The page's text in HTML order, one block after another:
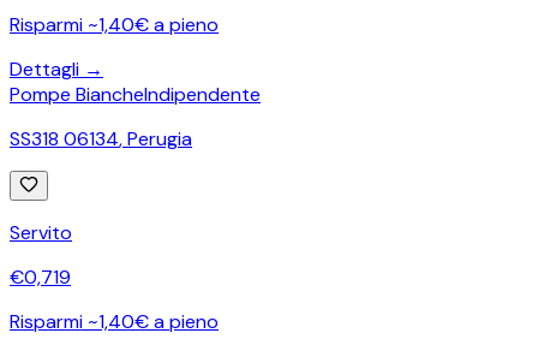
Risparmi ~1,40€ a pieno
Dettagli →
Pompe BiancheIndipendente
SS318 06134,Perugia
Servito
€0,719
Risparmi ~1,40€ a pieno